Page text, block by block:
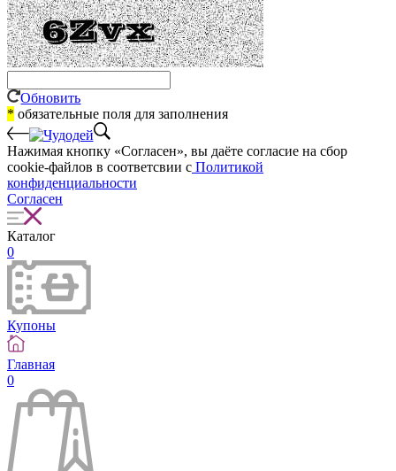
Обновить
* обязательные поля для заполнения
Нажимая кнопку «Согласен», вы даёте cогласие на сбор
cookie-файлов в соответсвии с Политикой
конфиденциальности
Согласен
Каталог
0
Купоны
Главная
0